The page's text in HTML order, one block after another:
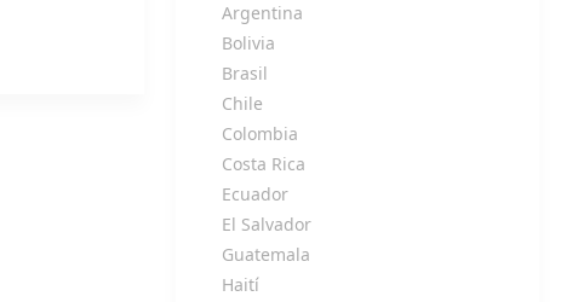
Argentina
Bolivia
Brasil
Chile
Colombia
Costa Rica
Ecuador
El Salvador
Guatemala
Haití